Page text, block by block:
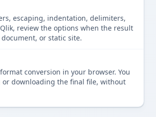
escaping, indentation, delimiters,
review the options when the result
or static site.
conversion in your browser. You
downloading the final file, without